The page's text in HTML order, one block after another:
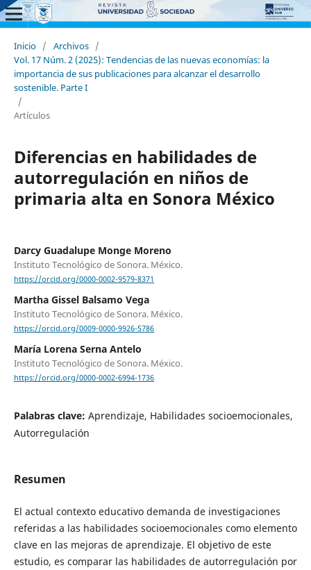
Inicio / Archivos /
Vol. 17 Núm. 2 (2025): Tendencias de las nuevas economías: la
importancia de sus publicaciones para alcanzar el desarrollo
sostenible. Parte I
/
Artículos
Diferencias en habilidades de
autorregulación en niños de
primaria alta en Sonora México
Darcy Guadalupe Monge Moreno
Instituto Tecnológico de Sonora. México.
https://orcid.org/0000-0002-9579-8371
Martha Gissel Balsamo Vega
Instituto Tecnológico de Sonora. México.
https://orcid.org/0009-0000-9926-5786
María Lorena Serna Antelo
Instituto Tecnológico de Sonora. México.
https://orcid.org/0000-0002-6994-1736
Palabras clave: Aprendizaje, Habilidades socioemocionales,
Autorregulación
Resumen
El actual contexto educativo demanda de investigaciones
referidas a las habilidades socioemocionales como elemento
clave en las mejoras de aprendizaje. El objetivo de este
estudio, es comparar las habilidades de autorregulación por